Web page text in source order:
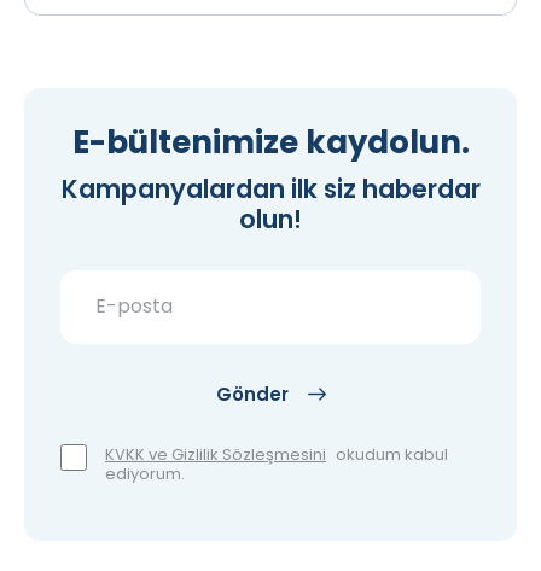
Teklif Al İncele
E-bültenimize kaydolun.
Kampanyalardan ilk siz haberdar
olun!
Gönder
KVKK ve Gizlilik Sözleşmesini okudum kabul
ediyorum.